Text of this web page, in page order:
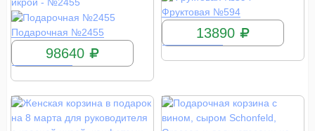
Подарочная №2455
КУПИТЬ
98640
Фруктовая №594
КУПИТЬ
13890